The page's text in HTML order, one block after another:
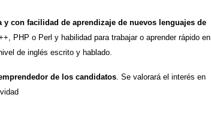
y con facilidad de aprendizaje de nuevos lenguajes de
PHP o Perl y habilidad para trabajar o aprender rápido en
de inglés escrito y hablado.
de los candidatos . Se valorará el interés en